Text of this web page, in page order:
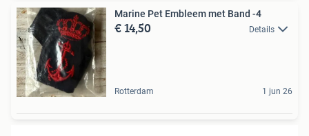
Marine Pet Embleem met Band -4
€ 14,50 Details
Rotterdam 1 jun 26